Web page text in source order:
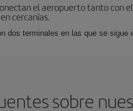
el aeropuerto tanto con
cercanías.
dos terminales en las que se
sobre